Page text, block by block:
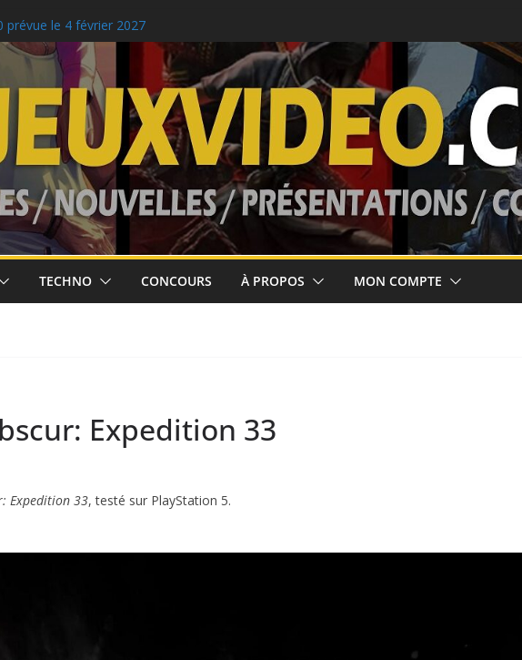
récompenses jusqu’au 10
prévue le 4 février 2027
de Tom Clancy’s Ghost
prévue pour le 2 septembre!
TECHNO CONCOURS À PROPOS MON COMPTE
Expedition 33
Expedition 33, testé sur PlayStation 5.